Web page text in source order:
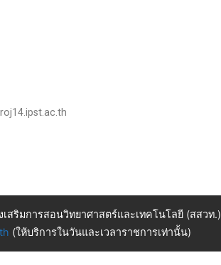
เสริมการสอนวิทยาศาสตร์และเทคโนโลยี (สสวท.)
(ให้บริการในวันและเวลาราชการเท่านั้น)